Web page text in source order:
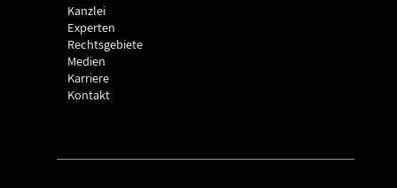
Kanzlei
Experten
Rechtsgebiete
Medien
Karriere
Kontakt